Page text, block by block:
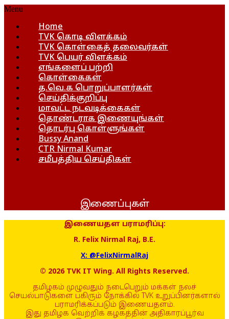
Menu
Home
TVK கொடி விளக்கம்
TVK கொள்கைத் தலைவர்கள்
TVK பெயர் விளக்கம்
எங்களைப் பற்றி
கொள்கைகள்
த.வெ.க பொறுப்பாளர்கள்
செய்திக்குறிப்பு
மாவட்ட நடவடிக்கைகள்
தொண்டராக இணையுங்கள்
தொடர்பு கொள்ளுங்கள்
Bussy Anand
CTR Nirmal Kumar
சமீபத்திய செய்திகள்
இணைப்புகள்
இணையதள பராமரிப்பு:
R. Felix Nirmal Raj, B.E.
X: @FelixNirmalRaj
© 2026 TVK IT Wing. All Rights Reserved.
தமிழகம் முழுவதும் நடைபெறும் மக்கள் நலச்
செயல்பாடுகளை பகிரும் நோக்கில் TVK உறுப்பினர்களால்
பராமரிக்கப்படும் இணையதளம்.
இது தமிழக வெற்றிக் கழகத்தின் அதிகாரப்பூர்வ